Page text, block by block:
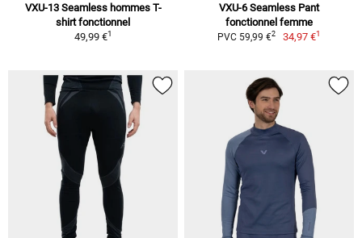
VXU-13 Seamless hommes T-
shirt fonctionnel
49,99 €1
VXU-6 Seamless Pant
fonctionnel femme
PVC 59,99 €2 34,97 €1